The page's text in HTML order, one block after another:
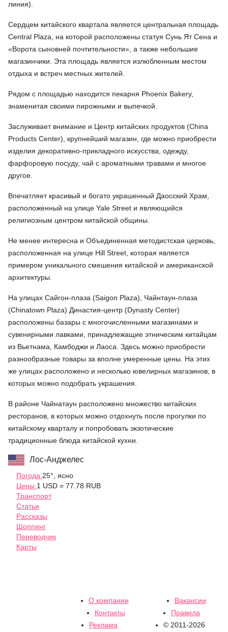
линия).
Сердцем китайского квартала является центральная площадь
Central Plaza, на которой расположены статуя Сунь Ят Сена и
«Ворота сыновней почтительности», а также небольшие
магазинчики. Эта площадь является излюбленным местом
отдыха и встреч местных жителей.
Рядом с площадью находится пекарня Phoenix Bakery,
знаменитая своими пирожными и выпечкой.
Заслуживает внимание и Центр китайских продуктов (China
Products Center), крупнейший магазин, где можно приобрести
изделия декоративно-прикладного искусства, одежду,
фарфоровую посуду, чай с ароматными травами и многое
другое.
Впечатляет красивый и богато украшенный Даосский Храм,
расположенный на улице Yale Street и являющийся
религиозным центром китайской общины.
Не менее интересна и Объединенная методистская церковь,
расположенная на улице Hill Street, которая является
примером уникального смешения китайской и американской
архитектуры.
На улицах Сайгон-плаза (Saigon Plaza), Чайнтаун-плаза
(Chinatown Plaza) Династия-центр (Dynasty Center)
расположены базары с многочисленными магазинами и
сувенирными лавками, принадлежащие этническим китайцам
из Вьетнама, Камбоджи и Лаоса. Здесь можно приобрести
разнообразные товары за вполне умеренные цены. На этих
же улицах расположено и несколько ювелирных магазинов, в
которых можно подобрать украшения.
В районе Чайнатаун расположено множество китайских
ресторанов, в которых можно отдохнуть после прогулки по
китайскому кварталу и попробовать экзотические
традиционные блюда китайской кухни.
Лос-Анджелес
Погода 25°, ясно
Цены 1 USD = 77.78 RUB
Транспорт
Статьи
Рассказы
Шоппинг
Переводчик
Карты
О компании
Вакансии
Контакты
Правила
Реклама
© 2011-2026